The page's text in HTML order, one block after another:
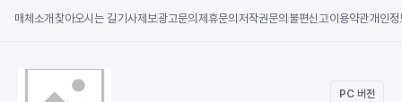
매체소개 찾아오시는 길기사제보광고문의 제휴문의 저작권문의 불편신고이용약관개인정
PC 버전